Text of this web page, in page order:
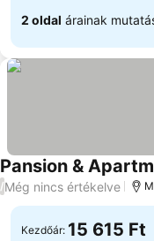
2 oldal árainak
Pansion &
/Még nincs értékelve
Kezdőár: 15 615 Ft